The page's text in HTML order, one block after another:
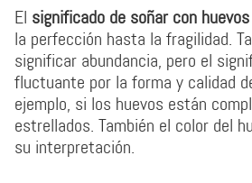
El significado de soñar con huevos
la perfección hasta la fragilidad.
significar abundancia, pero el
fluctuante por la forma y calidad
ejemplo, si los huevos están
estrellados. También el color del
su interpretación.